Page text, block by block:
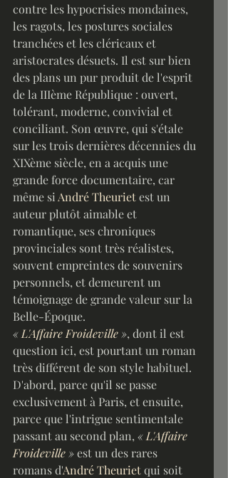
contre les hypocrisies mondaines,
les ragots, les postures sociales
tranchées et les cléricaux et
aristocrates désuets. Il est sur bien
des plans un pur produit de l'esprit
de la IIIème République : ouvert,
tolérant, moderne, convivial et
conciliant. Son œuvre, qui s'étale
sur les trois dernières décennies du
XIXème siècle, en a acquis une
grande force documentaire, car
même si André Theuriet est un
auteur plutôt aimable et
romantique, ses chroniques
provinciales sont très réalistes,
souvent empreintes de souvenirs
personnels, et demeurent un
témoignage de grande valeur sur la
Belle-Époque.
« L'Affaire Froideville », dont il est
question ici, est pourtant un roman
très différent de son style habituel.
D'abord, parce qu'il se passe
exclusivement à Paris, et ensuite,
parce que l'intrigue sentimentale
passant au second plan, « L'Affaire
Froideville » est un des rares
romans d'André Theuriet qui soit